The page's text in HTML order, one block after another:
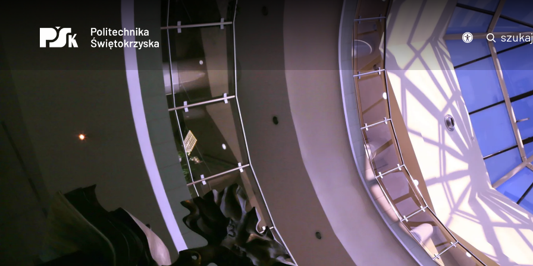
dostępność
Podświetl wszystkie linki na stronie
szukaj
Otwórz
Uczelnia
Kandydaci
Studenci